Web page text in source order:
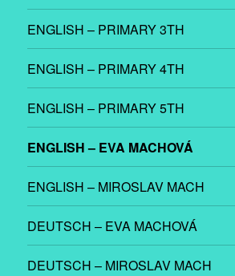
ENGLISH – PRIMARY 3TH
ENGLISH – PRIMARY 4TH
ENGLISH – PRIMARY 5TH
ENGLISH – EVA MACHOVÁ
ENGLISH – MIROSLAV MACH
DEUTSCH – EVA MACHOVÁ
DEUTSCH – MIROSLAV MACH